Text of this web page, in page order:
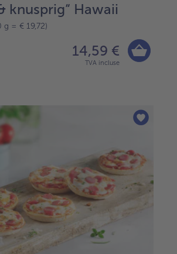
knusprig“ Hawaii
= € 19,72)
14,59 €
TVA incluse